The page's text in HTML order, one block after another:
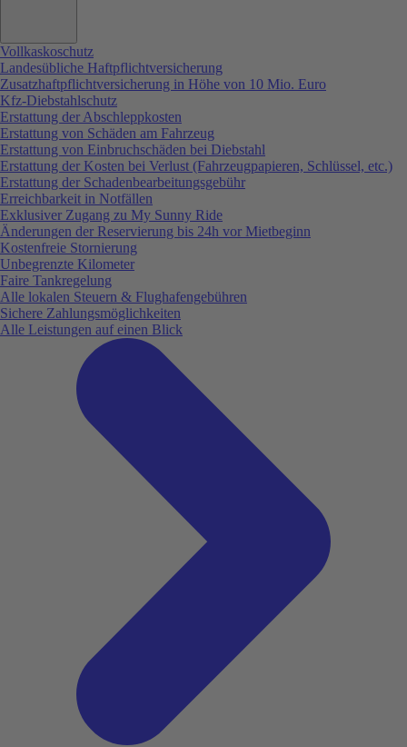
Vollkaskoschutz
Landesübliche Haftpflichtversicherung
Zusatzhaftpflichtversicherung in Höhe von 10 Mio. Euro
Kfz-Diebstahlschutz
Erstattung der Abschleppkosten
Erstattung von Schäden am Fahrzeug
Erstattung von Einbruchschäden bei Diebstahl
Erstattung der Kosten bei Verlust (Fahrzeugpapieren, Schlüssel, etc.)
Erstattung der Schadenbearbeitungsgebühr
Erreichbarkeit in Notfällen
Exklusiver Zugang zu My Sunny Ride
Änderungen der Reservierung bis 24h vor Mietbeginn
Kostenfreie Stornierung
Unbegrenzte Kilometer
Faire Tankregelung
Alle lokalen Steuern & Flughafengebühren
Sichere Zahlungsmöglichkeiten
Alle Leistungen auf einen Blick